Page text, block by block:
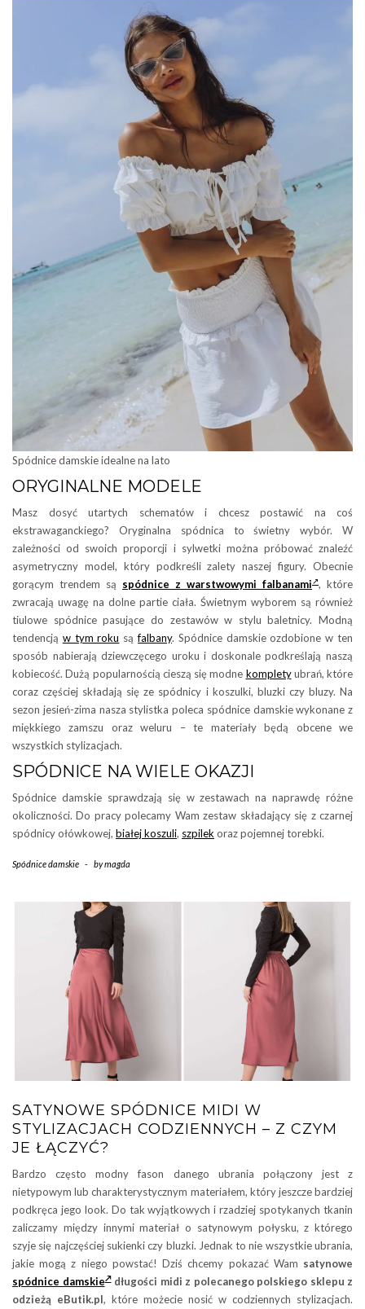
Spódnice damskie idealne na lato
ORYGINALNE MODELE
Masz dosyć utartych schematów i chcesz postawić na coś
ekstrawaganckiego? Oryginalna spódnica to świetny wybór. W
zależności od swoich proporcji i sylwetki można próbować znaleźć
asymetryczny model, który podkreśli zalety naszej figury. Obecnie
gorącym trendem są spódnice z warstwowymi falbanami , które
zwracają uwagę na dolne partie ciała. Świetnym wyborem są również
tiulowe spódnice pasujące do zestawów w stylu baletnicy. Modną
tendencją w tym roku sąfalbany. Spódnice damskie ozdobione w ten
sposób nabierają dziewczęcego uroku i doskonale podkreślają naszą
kobiecość. Dużą popularnością cieszą się modne kompletyubrań, które
coraz częściej składają się ze spódnicy i koszulki, bluzki czy bluzy. Na
sezon jesień-zima nasza stylistka poleca spódnice damskie wykonane z
miękkiego zamszu oraz weluru – te materiały będą obcene we
wszystkich stylizacjach.
SPÓDNICE NA WIELE OKAZJI
Spódnice damskie sprawdzają się w zestawach na naprawdę różne
okoliczności. Do pracy polecamy Wam zestaw składający się z czarnej
spódnicy ołówkowej, białej koszuli, szpilekoraz pojemnej torebki.
Spódnice damskie - bymagda
SATYNOWE SPÓDNICE MIDI W
STYLIZACJACH CODZIENNYCH – Z CZYM
JE ŁĄCZYĆ?
Bardzo często modny fason danego ubrania połączony jest z
nietypowym lub charakterystycznym materiałem, który jeszcze bardziej
podkręca jego look. Do tak wyjątkowych i rzadziej spotykanych tkanin
zaliczamy między innymi materiał o satynowym połysku, z którego
szyje się najczęściej sukienki czy bluzki. Jednak to nie wszystkie ubrania,
jakie mogą z niego powstać! Dziś chcemy pokazać Wam satynowe
spódnice damskie długości midi z polecanego polskiego sklepu z
odzieżą eButik.pl, które możecie nosić w codziennych stylizacjach.